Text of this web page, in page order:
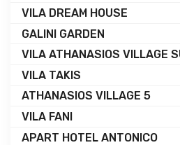
VILA DREAM HOUSE
GALINI GARDEN
VILA ATHANASIOS VILLAGE
VILA TAKIS
ATHANASIOS VILLAGE 5
VILA FANI
APART HOTEL ANTONICO